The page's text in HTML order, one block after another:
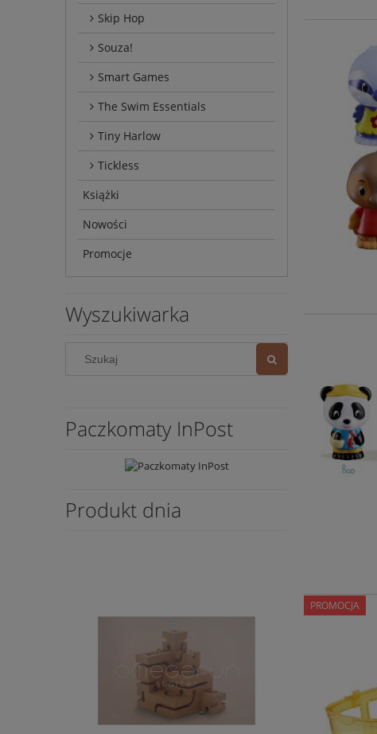
Skip Hop
Souza!
Smart Games
The Swim Essentials
Tiny Harlow
Tickless
Książki
Nowości
Promocje
Wyszukiwarka
Paczkomaty InPost
Produkt dnia
PROMOCJA